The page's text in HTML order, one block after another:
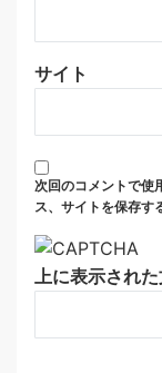
サイト
次回のコメントで使
ス、サイトを保存す
上に表示された